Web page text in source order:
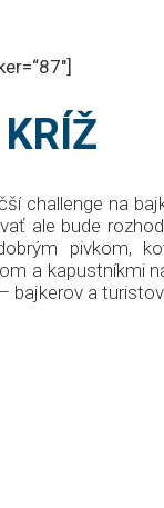
KRÍŽ
challenge na
ale bude
pivkom,
a kapustníkmi
bajkerov a